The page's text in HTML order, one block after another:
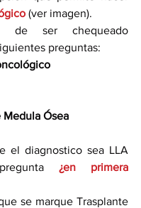
(ver imagen).
de ser chequeado
preguntas:
Medula Ósea
el diagnostico sea LLA
¿en primera
se marque Trasplante